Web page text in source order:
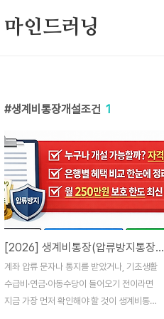
마인드러닝
생계비통장개설조건 1
[2026] 생계비통장(압류방지통장) 개설 조건｜필요 서류｜지금 바로 가능한 은행
계좌 압류 문자나 통지를 받았거나, 기초생활
수급비·연금·아동수당이 들어오기 전이라면
지금 가장 먼저 확인해야 할 것이 생계비통장